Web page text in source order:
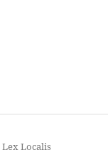
Lex Localis